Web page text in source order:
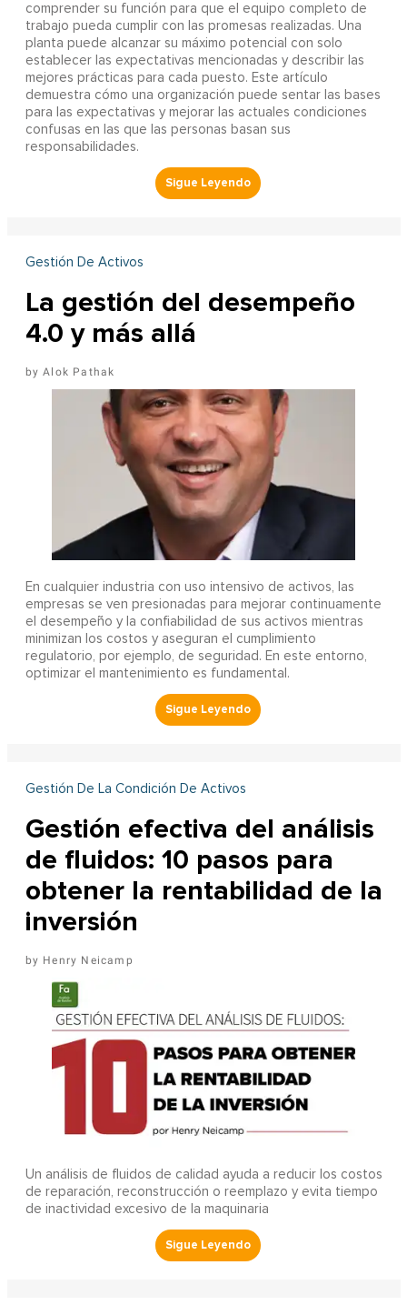
comprender su función para que el equipo completo de
trabajo pueda cumplir con las promesas realizadas. Una
planta puede alcanzar su máximo potencial con solo
establecer las expectativas mencionadas y describir las
mejores prácticas para cada puesto. Este artículo
demuestra cómo una organización puede sentar las bases
para las expectativas y mejorar las actuales condiciones
confusas en las que las personas basan sus
responsabilidades.
Gestión De Activos
La gestión del desempeño
4.0 y más allá
Alok Pathak
En cualquier industria con uso intensivo de activos, las
empresas se ven presionadas para mejorar continuamente
el desempeño y la confiabilidad de sus activos mientras
minimizan los costos y aseguran el cumplimiento
regulatorio, por ejemplo, de seguridad. En este entorno,
optimizar el mantenimiento es fundamental.
Gestión De La Condición De Activos
Gestión efectiva del análisis
de fluidos: 10 pasos para
obtener la rentabilidad de la
inversión
Henry Neicamp
Un análisis de fluidos de calidad ayuda a reducir los costos
de reparación, reconstrucción o reemplazo y evita tiempo
de inactividad excesivo de la maquinaria